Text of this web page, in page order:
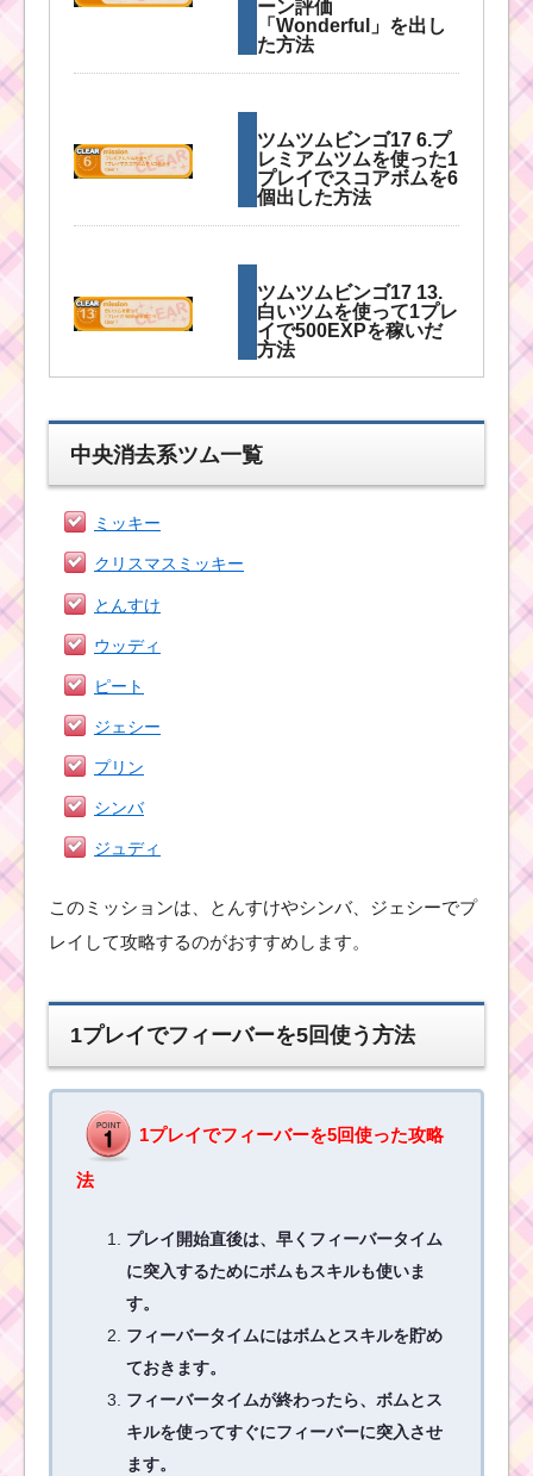
ーン評価
「Wonderful」を出し
た方法
ツムツムビンゴ17 6.プ
レミアムツムを使った1
プレイでスコアボムを6
個出した方法
ツムツムビンゴ17 13.
白いツムを使って1プレ
イで500EXPを稼いだ
方法
ツムツムビンゴ17 19.
プレミアムツムを使っ
た1プレイでタイムボム
ツムツムビンゴ17 10.
ヴィランズツムで1プレ
イで5回フィーバーした
縦ライン消去スキルで1
プレイで1000コインを
ィランズツムでコイン
の下一桁を6にした方法
ツムツムビンゴ17 16.
中央消去系ツム一覧
ミッキー
クリスマスミッキー
とんすけ
ウッディ
ピート
ジェシー
プリン
シンバ
ジュディ
このミッションは、とんすけやシンバ、ジェシーでプ
レイして攻略するのがおすすめします。
1プレイでフィーバーを5回使う方法
1プレイでフィーバーを5回使った攻略
法
プレイ開始直後は、早くフィーバータイム
に突入するためにボムもスキルも使いま
す。
フィーバータイムにはボムとスキルを貯め
ておきます。
フィーバータイムが終わったら、ボムとス
キルを使ってすぐにフィーバーに突入させ
ます。